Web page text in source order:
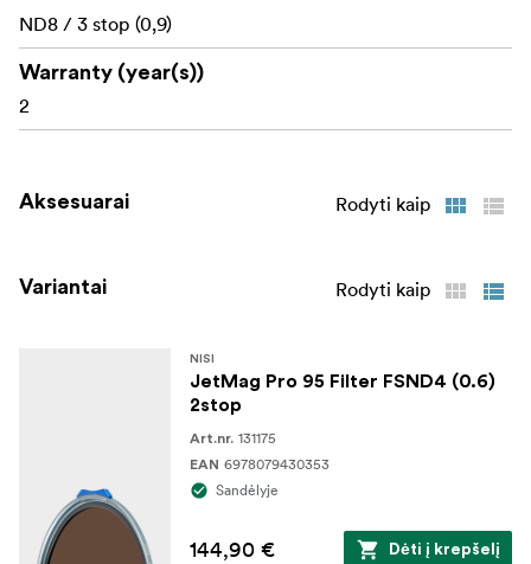
žiedas!
ND8 / 3 stop (0,9)
Warranty (year(s))
2
Aksesuarai Rodyti kaip
Variantai Rodyti kaip
NISI
JetMag Pro 95 Filter FSND4 (0.6)
2stop
Art.nr. 131175
EAN 6978079430353
Sandėlyje
144,90 € Dėti į krepšelį